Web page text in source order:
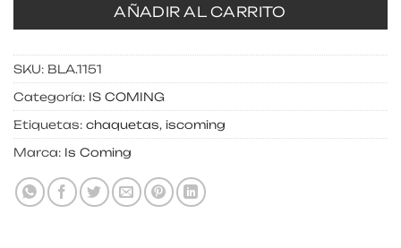
AÑADIR AL CARRITO
SKU: BLA.1151
Categoría: IS COMING
Etiquetas: chaquetas, iscoming
Marca: Is Coming